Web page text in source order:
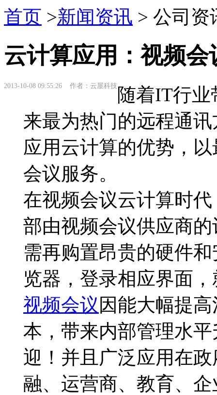
首页 >新闻资讯 > 公司资
云计算应用：视频
2013-10-08 09:55:26 作者：云屋科技 随着IT行
来最为热门的远程通
应用云计算的优势，
会议服务。
在视频会议云计算时
部由视频会议供应商
需再购置昂贵的硬件
览器，登录相应界面
视频会议 因能大幅提
本，带来内部管理水
迎！并且广泛应用在
融、运营商、教育、